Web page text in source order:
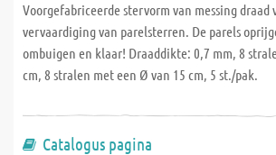
Voorgefabriceerde stervorm van messing draad
vervaardiging van parelsterren. De parels
ombuigen en klaar! Draaddikte: 0,7 mm, 8
cm, 8 stralen met een Ø van 15 cm, 5 st./pak.
Catalogus pagina